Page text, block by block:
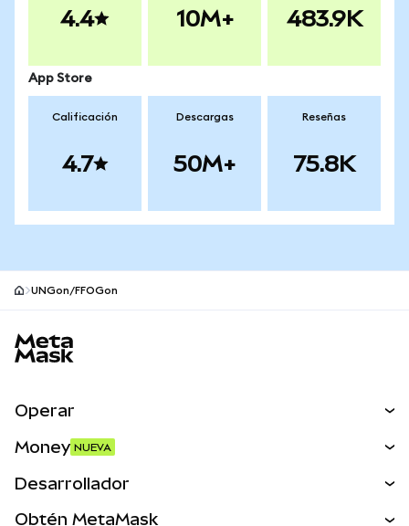
4.4 10M+ 483.9K
App Store
Calificación
4.7
Descargas
50M+
Reseñas
75.8K
UNGon/FFOGon
Operar
Money NUEVA
Desarrollador
Obtén MetaMask